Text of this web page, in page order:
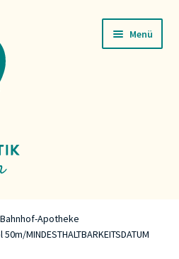
Menü
Bahnhof-Apotheke
MINDESTHALTBARKEITSDATUM